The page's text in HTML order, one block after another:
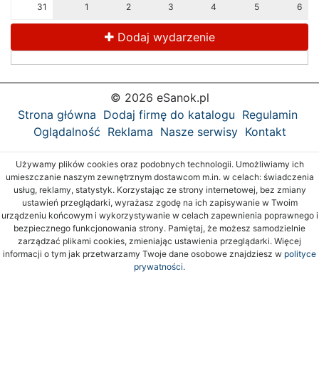
31 1 2 3 4 5 6
Dodaj wydarzenie
© 2026 eSanok.pl
Strona główna Dodaj firmę do katalogu Regulamin
Oglądalność Reklama Nasze serwisy Kontakt
Używamy plików cookies oraz podobnych technologii. Umożliwiamy ich
umieszczanie naszym zewnętrznym dostawcom m.in. w celach: świadczenia
usług, reklamy, statystyk. Korzystając ze strony internetowej, bez zmiany
ustawień przeglądarki, wyrażasz zgodę na ich zapisywanie w Twoim
urządzeniu końcowym i wykorzystywanie w celach zapewnienia poprawnego i
bezpiecznego funkcjonowania strony. Pamiętaj, że możesz samodzielnie
zarządzać plikami cookies, zmieniając ustawienia przeglądarki. Więcej
informacji o tym jak przetwarzamy Twoje dane osobowe znajdziesz w polityce
prywatności.